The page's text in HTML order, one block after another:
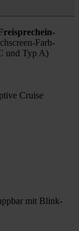
Farb­
und Typ A)
Crui­se
mit Blink­